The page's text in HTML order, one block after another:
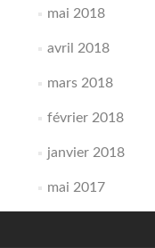
mai 2018
avril 2018
mars 2018
février 2018
janvier 2018
mai 2017